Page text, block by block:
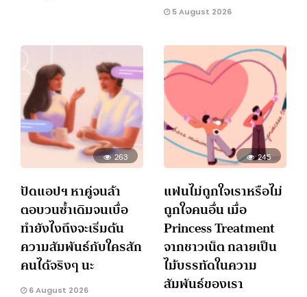
5 August 2026
263
ปัดแอปฯ หาคู่จนล้า
ตอบวนซ้ำเดิมจนเบื่อ
ทำยังไงถึงจะเริ่มต้น
ความสัมพันธ์กับใครสัก
คนได้จริงๆ นะ
6 August 2026
245
แฟนไม่ถูกใจเราหรือไม่
ถูกใจคนอื่น เมื่อ
Princess Treatment
จากชาวเน็ต กลายเป็น
ไม้บรรทัดในความ
สัมพันธ์ของเรา